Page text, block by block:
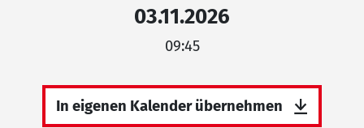
03.11.2026
09:45
In eigenen Kalender übernehmen